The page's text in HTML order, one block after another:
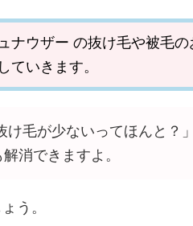
ナウザー の抜け毛や被毛の
ていきます。
け毛が少ないってほんと？」
消できますよ。
う。